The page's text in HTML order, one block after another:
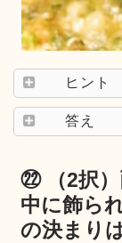
ヒント
答え
㉒ （2択
中に飾ら
の決まり